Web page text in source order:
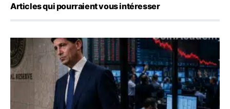
Articles qui pourraient vous intéresser
Kevin Warsh maintient sa communication minimaliste